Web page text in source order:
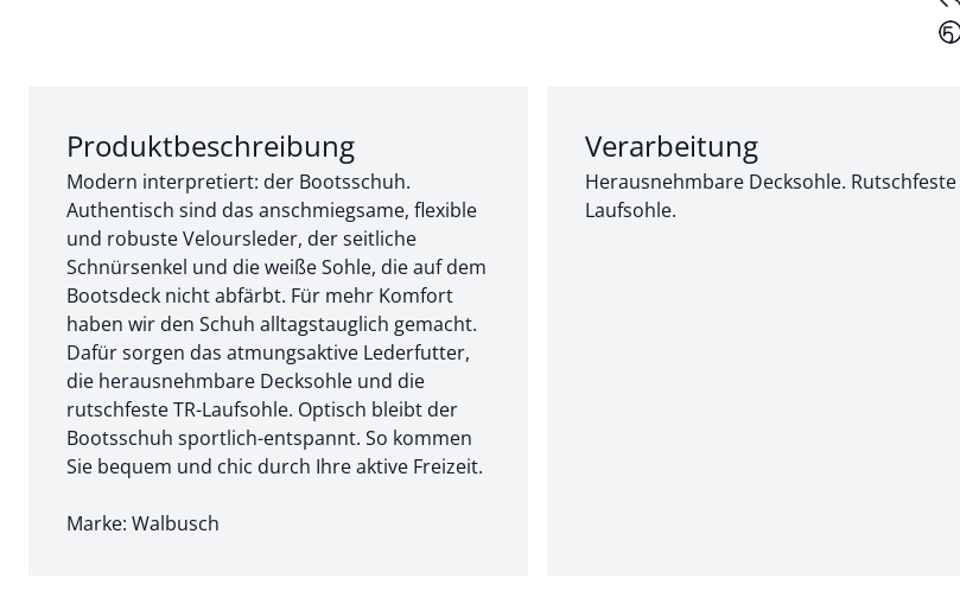
Abschnitt 1 von 3:
Produktbeschreibung
Modern interpretiert: der Bootsschuh.
Authentisch sind das anschmiegsame, flexible
und robuste Veloursleder, der seitliche
Schnürsenkel und die weiße Sohle, die auf dem
Bootsdeck nicht abfärbt. Für mehr Komfort
haben wir den Schuh alltagstauglich gemacht.
Dafür sorgen das atmungsaktive Lederfutter,
die herausnehmbare Decksohle und die
rutschfeste TR-Laufsohle. Optisch bleibt der
Bootsschuh sportlich-entspannt. So kommen
Sie bequem und chic durch Ihre aktive Freizeit.
Marke: Walbusch
Abschnitt 2 von 3:
Verarbeitung
Herausnehmbare Decksohle. Rutschfeste
Laufsohle.